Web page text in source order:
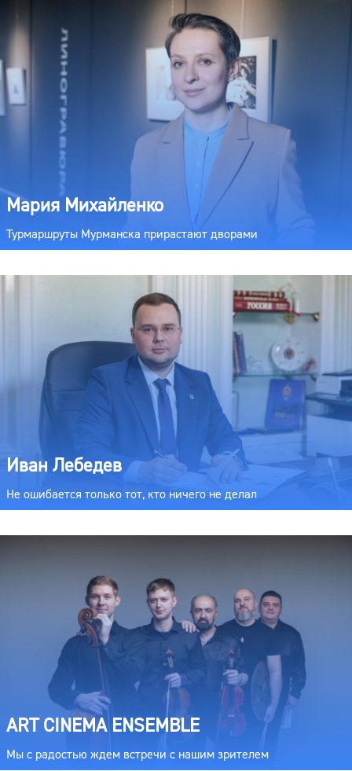
Мария Михайленко
Турмаршруты Мурманска прирастают дворами
Иван Лебедев
Не ошибается только тот, кто ничего не делал
ART CINEMA ENSEMBLE
Мы с радостью ждем встречи с нашим зрителем